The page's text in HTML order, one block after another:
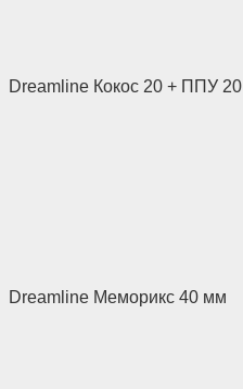
Dreamline Кокос 20 + ППУ 20
Dreamline Меморикс 40 мм